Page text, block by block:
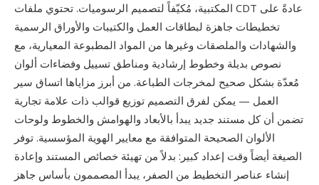
المكتبية، مُكيّفاً لتصميم الرسوميات. تحتوي ملفات CDT عادةً على
تخطيطات جاهزة لبطاقات العمل والكتيبات والأوراق الرسمية
والشهادات والملصقات وغيرها من المواد المطبوعة المعيارية، مع
نصوص بديلة وخطوط إرشادية ومناطق تسييل وفضاءات ألوان
مُعدّة بشكل صحيح لمخرجات الطباعة. من أبرز مزاياها اتساق سير
العمل — يمكن لفرق التصميم توزيع قوالب ذات علامة تجارية
تضمن أن كل مستند جديد يبدأ بالأبعاد والهوامش والخطوط ولوحات
الألوان الصحيحة المتوافقة مع معايير الهوية المؤسسية. توفر
الصيغة أيضاً وقت إعداد كبير: بدلاً من تهيئة خصائص المستند وإعادة
إنشاء عناصر التخطيط من الصفر، يبدأ المصممون بأساس جاهز